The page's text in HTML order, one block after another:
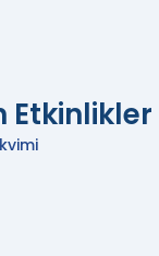
Etkinlikler